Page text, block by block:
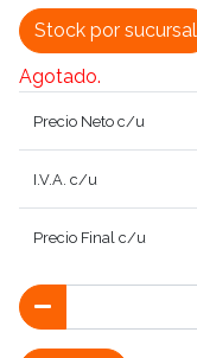
Stock por sucursal
Agotado.
Precio Neto c/u
I.V.A. c/u
Precio Final c/u